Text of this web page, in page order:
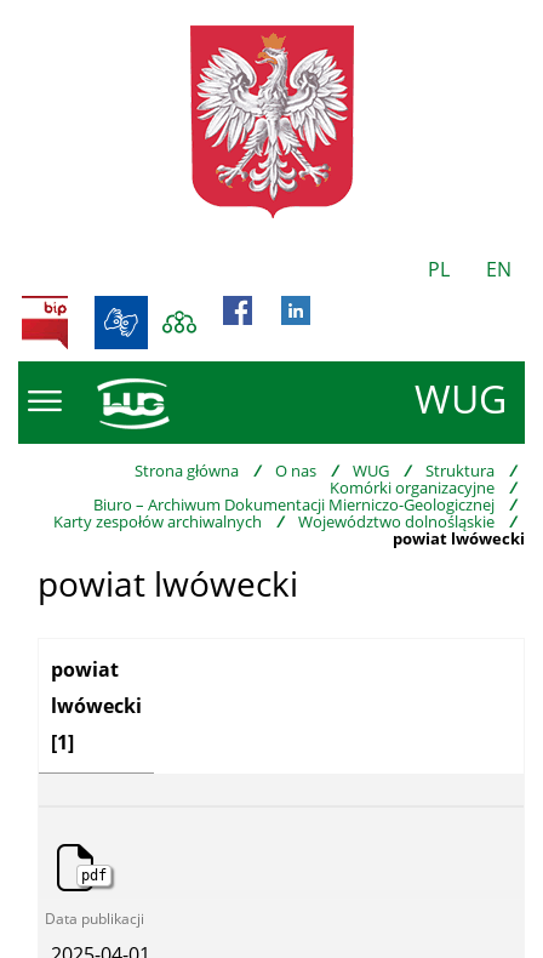
PL EN
WUG
BIP
Strona główna / O nas / WUG / Struktura /
Komórki organizacyjne /
Biuro – Archiwum Dokumentacji Mierniczo-Geologicznej /
Karty zespołów archiwalnych / Województwo dolnośląskie /
powiat lwówecki
powiat lwówecki
Kategoria:
powiat
lwówecki
[1]
pdf